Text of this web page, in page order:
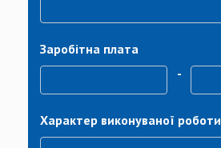
Заробітна плата
-
Характер виконуваної роботи